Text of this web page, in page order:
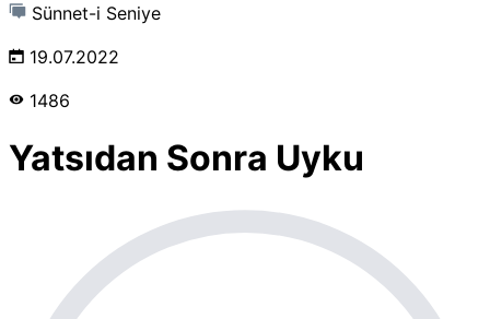
Sünnet-i Seniye
19.07.2022
1486
Yatsıdan Sonra Uyku